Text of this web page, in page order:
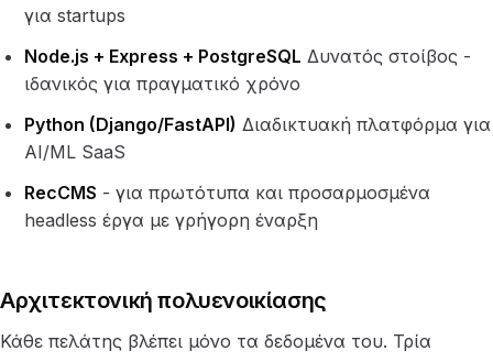
για startups
Node.js + Express + PostgreSQL Δυνατός στοίβος -
ιδανικός για πραγματικό χρόνο
Python (Django/FastAPI) Διαδικτυακή πλατφόρμα για
AI/ML SaaS
RecCMS - για πρωτότυπα και προσαρμοσμένα
headless έργα με γρήγορη έναρξη
Αρχιτεκτονική πολυενοικίασης
Κάθε πελάτης βλέπει μόνο τα δεδομένα του. Τρία